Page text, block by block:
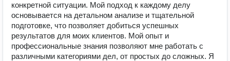
конкретной ситуации. Мой подход к каждому делу
основывается на детальном анализе и тщательной
подготовке, что позволяет добиться успешных
результатов для моих клиентов. Мой опыт и
профессиональные знания позволяют мне работать с
различными категориями дел, от простых до сложных. Я